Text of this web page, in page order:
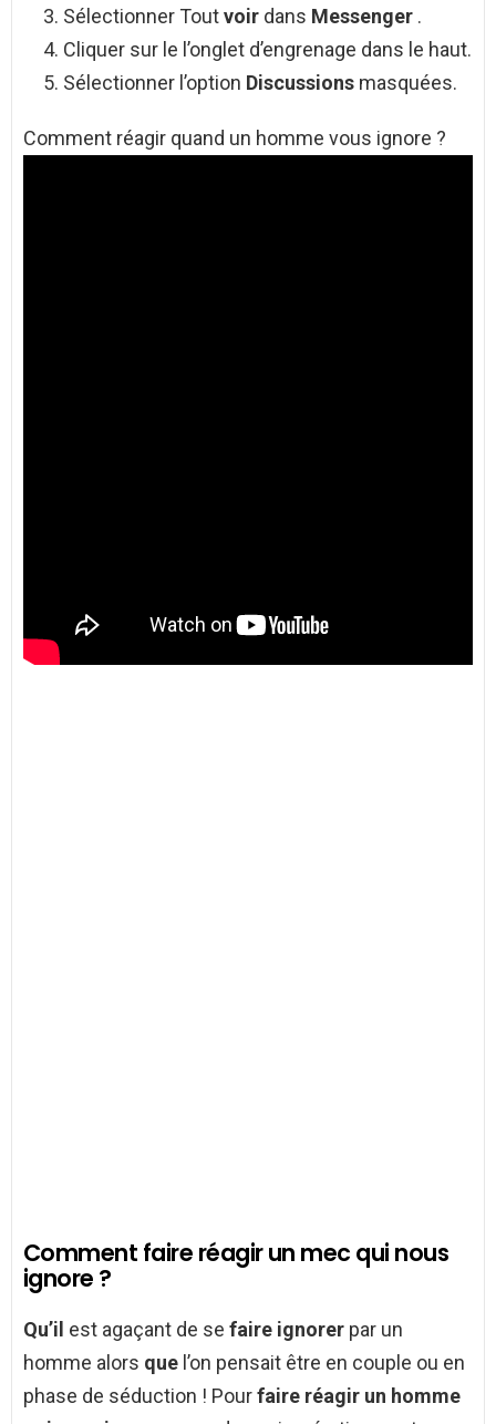
Sélectionner Toutvoir dans Messenger .
Cliquer sur le l’onglet d’engrenage dans le haut.
Sélectionner l’option Discussions masquées.
Comment réagir quand un homme vous ignore ?
Comment faire réagir un mec qui nous
ignore ?
Qu’il est agaçant de se faire ignorer par un
homme alors que l’on pensait être en couple ou en
phase de séduction ! Pourfaire réagir un homme